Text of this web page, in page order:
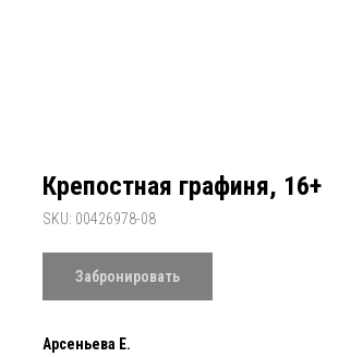
Крепостная графиня, 16+
SKU: 00426978-08
Забронировать
Арсеньева Е.